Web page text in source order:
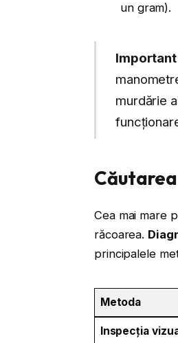
un gram).
murdărie
Cea mai mare
răcoarea.
principalele
Metoda
Inspecția